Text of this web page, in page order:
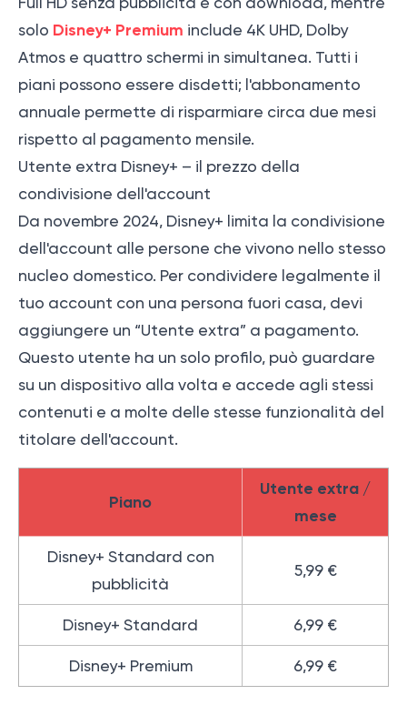
solo Disney+ Premium include 4K UHD, Dolby
Atmos e quattro schermi in simultanea. Tutti i
piani possono essere disdetti; l'abbonamento
annuale permette di risparmiare circa due mesi
rispetto al pagamento mensile.
Utente extra Disney+ – il prezzo della
condivisione dell'account
Da novembre 2024, Disney+ limita la condivisione
dell'account alle persone che vivono nello stesso
nucleo domestico. Per condividere legalmente il
tuo account con una persona fuori casa, devi
aggiungere un “Utente extra” a pagamento.
Questo utente ha un solo profilo, può guardare
su un dispositivo alla volta e accede agli stessi
contenuti e a molte delle stesse funzionalità del
titolare dell'account.
Piano
Utente extra /
mese
Disney+ Standard con
pubblicità
5,99 €
Disney+ Standard 6,99 €
Disney+ Premium 6,99 €